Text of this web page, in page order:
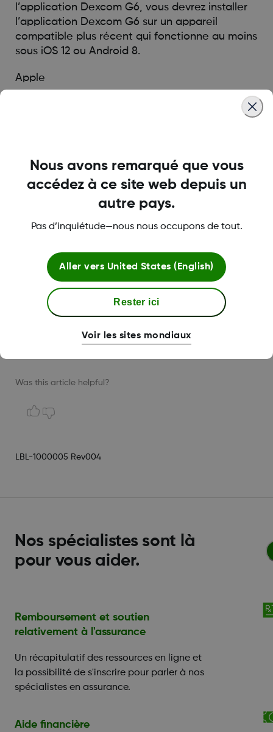
l’application Dexcom G6, vous devrez installer
l’application Dexcom G6 sur un appareil
compatible plus récent qui fonctionne au moins
sous iOS 12 ou Android 8.
Apple
iPod 6e génération
Android
Samsung Galaxy S6
Samsung Galaxy S6 Edge
Samsung Galaxy S7 Edge
Samsung Galaxy Note 5
Samsung Galaxy J3 2017 (SM-J327)
Samsung Galaxy A5
Was this article helpful?
LBL-1000005 Rev004
Nos spécialistes sont là
pour vous aider.
Remboursement et soutien
relativement à l'assurance
Un récapitulatif des ressources en ligne et
la possibilité de s'inscrire pour parler à nos
spécialistes en assurance.
Aide financière
Nous avons remarqué que vous
accédez à ce site web depuis un
autre pays.
Pas d’inquiétude—nous nous occupons de tout.
Aller vers United States (English)
Rester ici
Voir les sites mondiaux